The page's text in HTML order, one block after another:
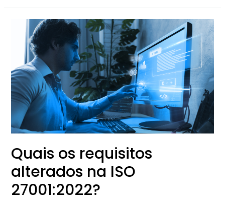
Quais os requisitos
alterados na ISO
27001:2022?
requisitos
alterados
na
ISO
27001:2022?